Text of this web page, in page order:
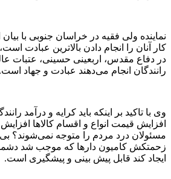
نماینده ولی فقیه در خراسان جنوبی با
کار آنان را انجام دادن بالاترین
در دفاع مقدس، اربعینی حسینی، عتبات
رانندگان انجام می‌دهند عبادت و جهاد است.
وی با تاکید بر اینکه باید کرایه و درآمد
افزایش قیمت انواع و اقسام کالاها افزایش
مسئولان درد مردم را متوجه نمی‌شوند؟
زحمتکش کامیون دارها که موجب شد
ایجاد کند قابل پیش بینی و پیشگیری است.